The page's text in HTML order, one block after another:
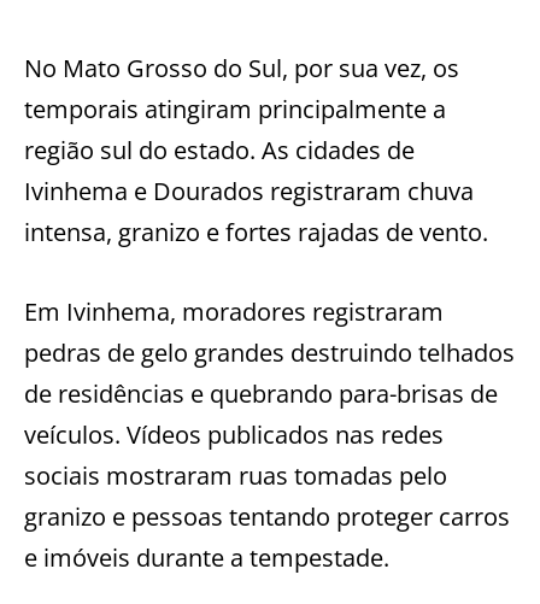
No Mato Grosso do Sul, por sua vez, os
temporais atingiram principalmente a
região sul do estado. As cidades de
Ivinhema e Dourados registraram chuva
intensa, granizo e fortes rajadas de vento.
Em Ivinhema, moradores registraram
pedras de gelo grandes destruindo telhados
de residências e quebrando para-brisas de
veículos. Vídeos publicados nas redes
sociais mostraram ruas tomadas pelo
granizo e pessoas tentando proteger carros
e imóveis durante a tempestade.